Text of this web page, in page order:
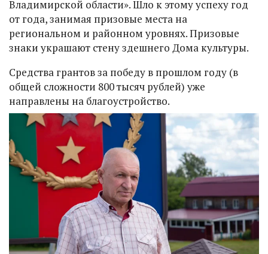
Владимирской области». Шло к этому успеху год
от года, занимая призовые места на
региональном и районном уровнях. Призовые
знаки украшают стену здешнего Дома культуры.
Средства грантов за победу в прошлом году (в
общей сложности 800 тысяч рублей) уже
направлены на благоустройство.